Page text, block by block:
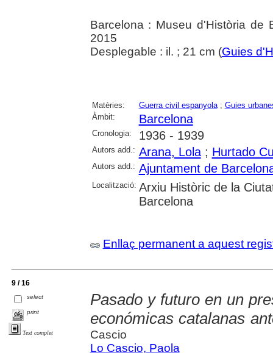
Barcelona : Museu d'Història de
2015
Desplegable : il. ; 21 cm (Guies
Matèries: Guerra civil espanyola; Guies
Àmbit:
Barcelona
Cronologia: 1936 - 1939
Autors add.: Arana, Lola; Hurtado
Autors add.: Ajuntament de
Localització: Arxiu Històric de la
Barcelona
Enllaç permanent a aquest
9 / 16
select
print
Text complet
Pasado y futuro en un
económicas catalanas
Cascio
Lo Cascio, Paola